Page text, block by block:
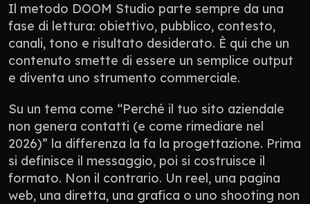
Il metodo DOOM Studio parte sempre da una
fase di lettura: obiettivo, pubblico, contesto,
canali, tono e risultato desiderato. È qui che un
contenuto smette di essere un semplice output
e diventa uno strumento commerciale.
Su un tema come “Perché il tuo sito aziendale
non genera contatti (e come rimediare nel
2026)” la differenza la fa la progettazione. Prima
si definisce il messaggio, poi si costruisce il
formato. Non il contrario. Un reel, una pagina
web, una diretta, una grafica o uno shooting non